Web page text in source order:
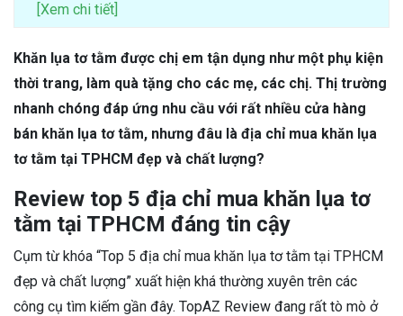
[Xem chi tiết]
Khăn lụa tơ tằm được chị em tận dụng như một phụ kiện
thời trang, làm quà tặng cho các mẹ, các chị. Thị trường
nhanh chóng đáp ứng nhu cầu với rất nhiều cửa hàng
bán khăn lụa tơ tằm, nhưng đâu là địa chỉ mua khăn lụa
tơ tằm tại TPHCM đẹp và chất lượng?
Review top 5 địa chỉ mua khăn lụa tơ
tằm tại TPHCM đáng tin cậy
Cụm từ khóa “Top 5 địa chỉ mua khăn lụa tơ tằm tại TPHCM
đẹp và chất lượng” xuất hiện khá thường xuyên trên các
công cụ tìm kiếm gần đây. TopAZ Review đang rất tò mò ở